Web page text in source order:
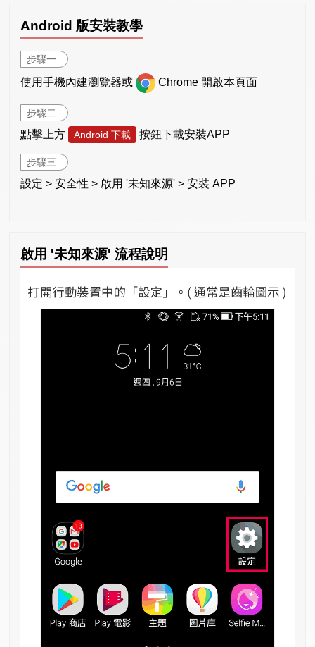
Android 版安裝教學
步驟一
使用手機內建瀏覽器或 Chrome 開啟本頁面
步驟二
點擊上方 Android 下載 按鈕下載安裝APP
步驟三
設定 > 安全性 > 啟用 '未知來源' > 安裝 APP
啟用 '未知來源' 流程說明